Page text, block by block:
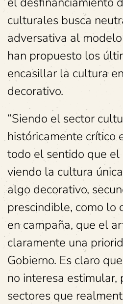
culturales busca
adversativa al
han propuesto los
encasillar la cultura
decorativo.
“Siendo el sector
históricamente crítico
todo el sentido que el
viendo la cultura
algo decorativo,
prescindible, como lo
en campaña, que el
claramente una
Gobierno. Es claro
no interesa estimular,
sectores que